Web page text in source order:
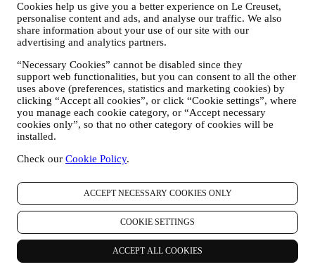
Cookies help us give you a better experience on Le Creuset,
personalise content and ads, and analyse our traffic. We also
share information about your use of our site with our
advertising and analytics partners.
“Necessary Cookies” cannot be disabled since they
support web functionalities, but you can consent to all the other
uses above (preferences, statistics and marketing cookies) by
clicking “Accept all cookies”, or click “Cookie settings”, where
you manage each cookie category, or “Accept necessary
cookies only”, so that no other category of cookies will be
installed.
Check our Cookie Policy.
ACCEPT NECESSARY COOKIES ONLY
COOKIE SETTINGS
ACCEPT ALL COOKIES
(a) Le Creuset Group AG se encarga de la estrategia general que
rige el marketing y la experiencia personalizada del cliente;
(b) las entidades locales de Le Creuset se benefician e implementan
dicha estrategia, así como desarrollan de manera independiente
comunicaciones/iniciativas de marketing a nivel local (dentro de un
país específico);
(c) ambos corresponsables están obligados a atender las solicitudes
de derechos de los interesados.
3. ¿POR QUÉ RECOPILAMOS ESTA INFORMACIÓN?
Podemos procesar sus datos para los siguientes fines:
posible que tengamos que procesar algunos datos sobre usted
obligaciones derivadas de las instrucciones recibidas de las
PARA CREAR UNA CUENTA LE CREUSET
Utilizaremos sus datos para crear una cuenta de Le Creuset
que le dará acceso a una serie de ventajas dedicadas a los
usuarios registrados, para disfrutar mejor de nuestros
servicios, tales como un pago más rápido, guardar múltiples